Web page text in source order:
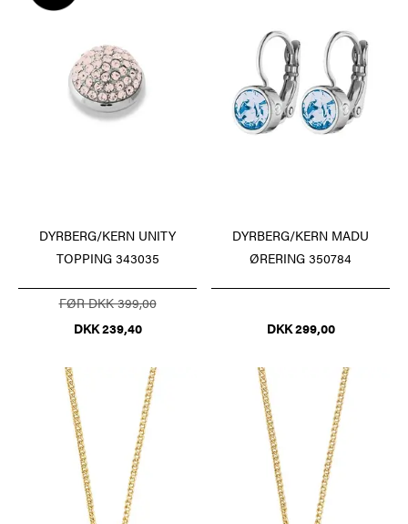
DYRBERG/KERN UNITY
TOPPING 343035
FØR DKK 399,00
DKK 239,40
DYRBERG/KERN MADU
ØRERING 350784
DKK 299,00